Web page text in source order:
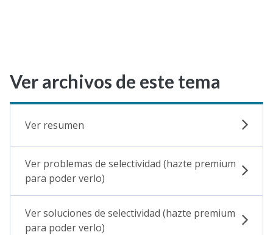
Ver archivos de este tema
Ver resumen
Ver problemas de selectividad (hazte premium
para poder verlo)
Ver soluciones de selectividad (hazte premium
para poder verlo)